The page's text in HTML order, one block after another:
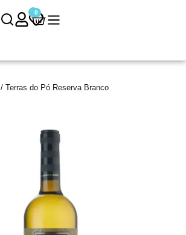
00
/ Terras do Pó Reserva Branco